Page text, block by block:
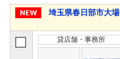
埼玉県春日部市大場
貸店舗・事務所